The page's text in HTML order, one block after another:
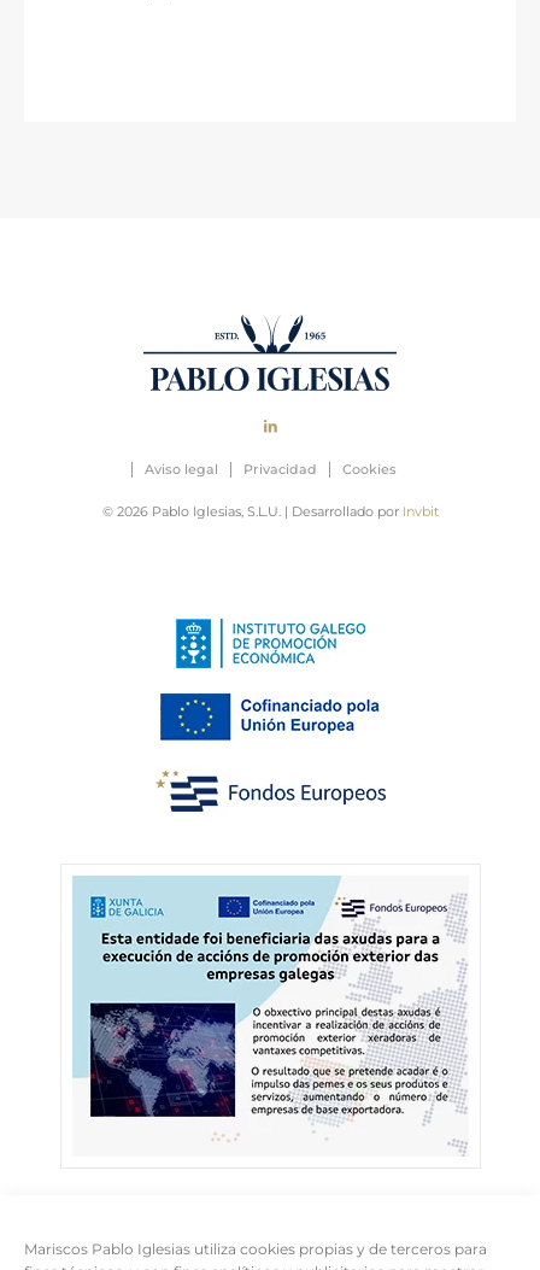
Mariscos Pablo Iglesias utiliza cookies propias y de terceros para
Aviso legal Privacidad Cookies
© 2026 Pablo Iglesias, S.L.U. | Desarrollado por Invbit